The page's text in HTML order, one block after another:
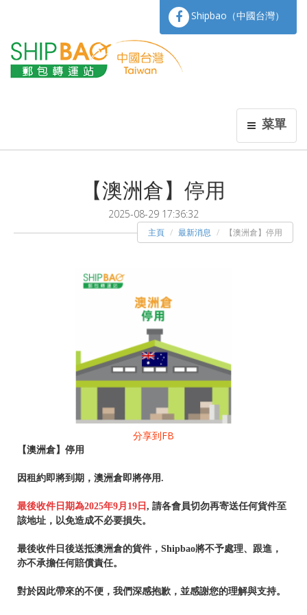
菜單
Shipbao（中國台灣）
【澳洲倉】停用
2025-08-29 17:36:32
主頁 最新消息 【澳洲倉】停用
分享到FB
【澳洲倉】停用
因租約即將到期，澳洲倉即將停用.
最後收件日期為2025年9月19日 , 請各會員切勿再寄送任何貨件至
該地址，以免造成不必要損失。
最後收件日後送抵澳洲倉的貨件，Shipbao將不予處理、跟進，
亦不承擔任何賠償責任。
對於因此帶來的不便，我們深感抱歉，並感謝您的理解與支持。